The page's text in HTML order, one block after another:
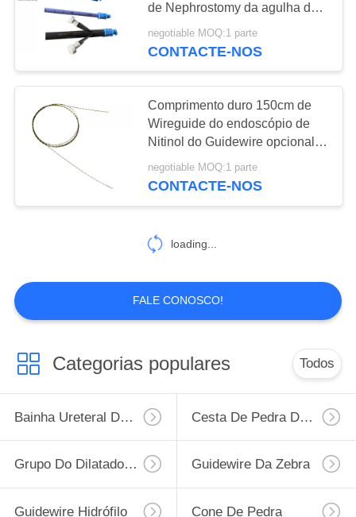
Grupo Urethral do
dilatador
26
dilatador
Bainha ausente da
casca
7
de Nephrostomy da agulha da
punctura cor opcional
negotiable MOQ:1 parte
CONTACTE-NOS
Comprimento duro 150cm de
Wireguide do endoscópio de
Nitinol do Guidewire opcional
da zebra do tamanho
negotiable MOQ:1 parte
CONTACTE-NOS
loading...
FALE CONOSCO!
Categorias populares Todos
Bainha Ureteral Do Acesso Cesta De Pedra Da Recuperação
Grupo Do Dilatador De PCNL Guidewire Da Zebra
Guidewire Hidrófilo Cone De Pedra